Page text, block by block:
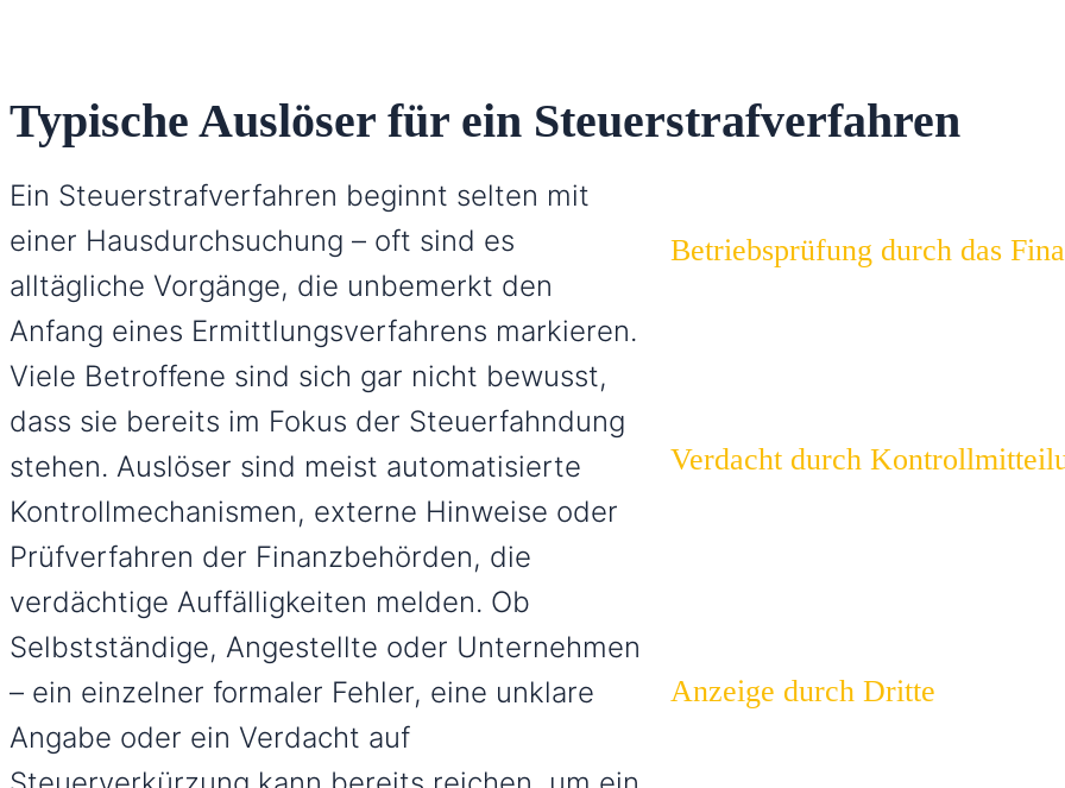
Typische Auslöser für ein Steuerstrafverfahren
Ein Steuerstrafverfahren beginnt selten mit
einer Hausdurchsuchung – oft sind es
alltägliche Vorgänge, die unbemerkt den
Anfang eines Ermittlungsverfahrens markieren.
Viele Betroffene sind sich gar nicht bewusst,
dass sie bereits im Fokus der Steuerfahndung
stehen. Auslöser sind meist automatisierte
Kontrollmechanismen, externe Hinweise oder
Prüfverfahren der Finanzbehörden, die
verdächtige Auffälligkeiten melden. Ob
Selbstständige, Angestellte oder Unternehmen
– ein einzelner formaler Fehler, eine unklare
Angabe oder ein Verdacht auf
Betriebsprüfung durch das
Verdacht durch
Anzeige durch Dritte